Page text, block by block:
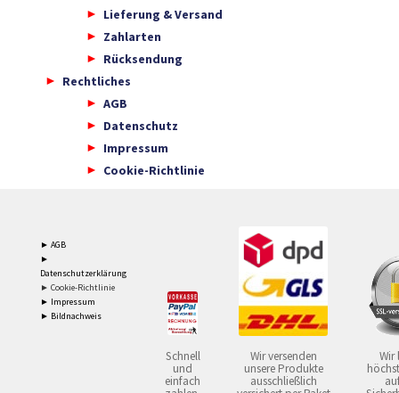
Lieferung & Versand
Zahlarten
Rücksendung
Rechtliches
AGB
Datenschutz
Impressum
Cookie-Richtlinie
► AGB
►
Datenschutzerklärung
► Cookie-Richtlinie
► Impressum
► Bildnachweis
Schnell
und
einfach
Wir versenden
unsere Produkte
ausschließlich
Wir